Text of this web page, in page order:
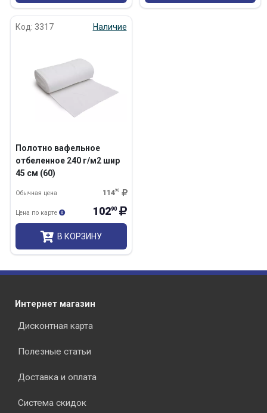
Код: 3317 Наличие
Полотно вафельное
отбеленное 240 г/м2 шир
45 см (60)
11490
Обычная цена
10290
Цена по карте
В КОРЗИНУ
Интернет магазин
Дисконтная карта
Полезные статьи
Доставка и оплата
Система скидок